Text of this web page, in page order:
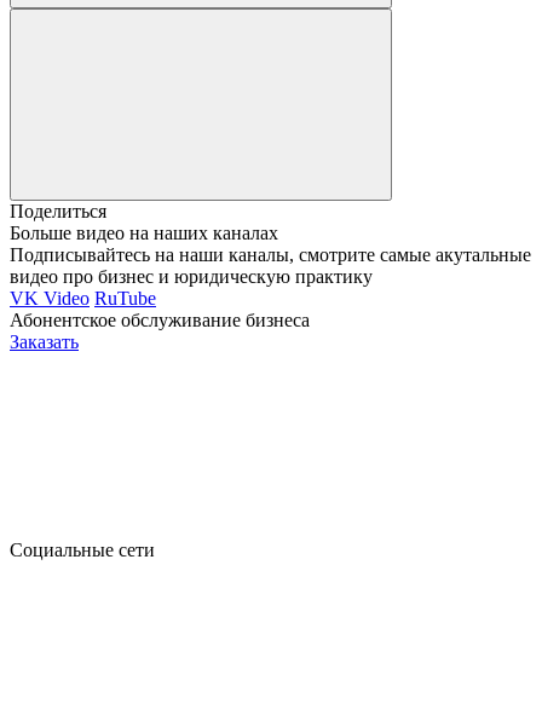
Поделиться
Больше видео на наших каналах
Подписывайтесь на наши каналы, смотрите самые акутальные
видео про бизнес и юридическую практику
VK Video RuTube
Абонентское обслуживание бизнеса
Заказать
Социальные сети